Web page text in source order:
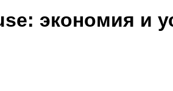
экономия и